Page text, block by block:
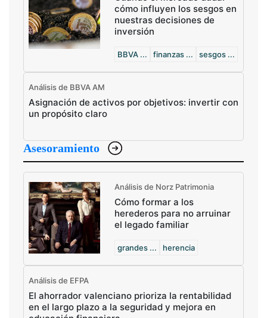
cómo influyen los sesgos en
nuestras decisiones de
inversión
BBVA ... finanzas ... sesgos ...
Análisis de BBVA AM
Asignación de activos por objetivos: invertir con
un propósito claro
Asesoramiento
Análisis de Norz Patrimonia
Cómo formar a los
herederos para no arruinar
el legado familiar
grandes ... herencia
Análisis de EFPA
El ahorrador valenciano prioriza la rentabilidad
en el largo plazo a la seguridad y mejora en